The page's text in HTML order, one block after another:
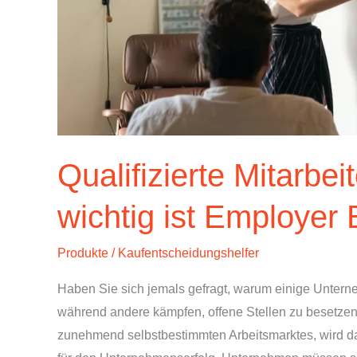
Qualifizierte
wichtig ist Employer
Produkte / Kaufentscheidungshelfer
Haben Sie sich jemals gefragt, warum einige
während andere kämpfen, offene Stellen zu
zunehmend selbstbestimmten Arbeitsmarktes, wird